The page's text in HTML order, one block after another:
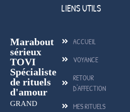
Marabout
sérieux
TOVI
Spécialiste
de rituels
d'amour
GRAND
LIENS UTILS
ACCUEIL
VOYANCE
RETOUR
D'AFFECTION
MES RITUELS